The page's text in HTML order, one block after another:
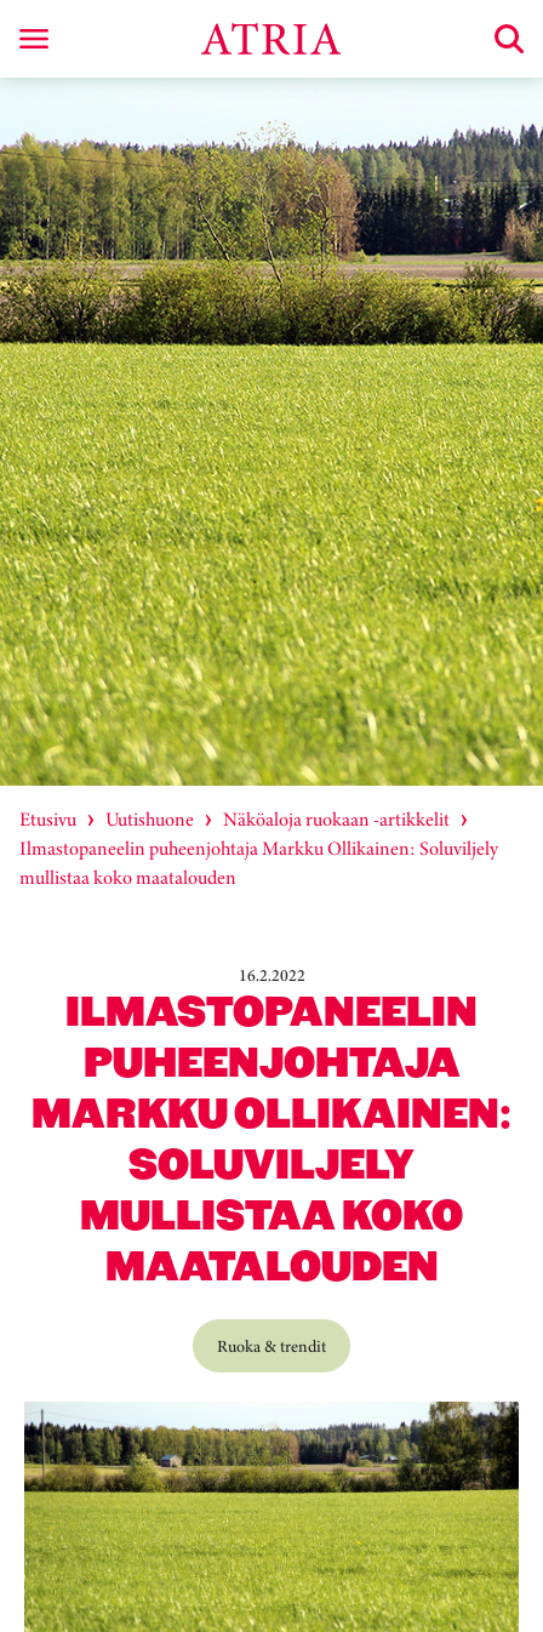
Etusivu Uutishuone
Näköaloja ruokaan -artikkelit
Ilmastopaneelin puheenjohtaja Markku Ollikainen: Soluviljely
mullistaa koko maatalouden
16.2.2022
ILMASTOPANEELIN
PUHEENJOHTAJA
MARKKU OLLIKAINEN:
SOLUVILJELY
MULLISTAA KOKO
MAATALOUDEN
Ruoka & trendit